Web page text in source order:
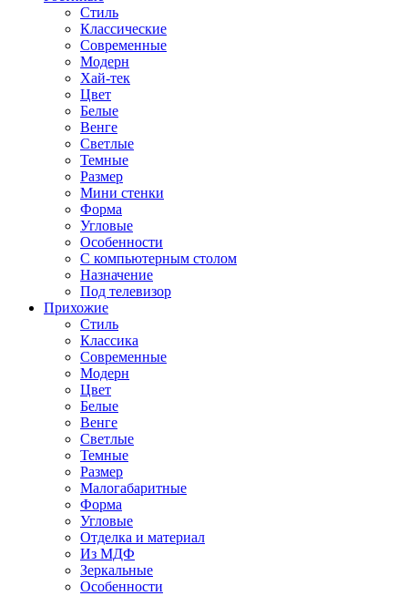
Стиль
Классические
Современные
Модерн
Хай-тек
Цвет
Белые
Венге
Светлые
Темные
Размер
Мини стенки
Форма
Угловые
Особенности
С компьютерным столом
Назначение
Под телевизор
Прихожие
Стиль
Классика
Современные
Модерн
Цвет
Белые
Венге
Светлые
Темные
Размер
Малогабаритные
Форма
Угловые
Отделка и материал
Из МДФ
Зеркальные
Особенности